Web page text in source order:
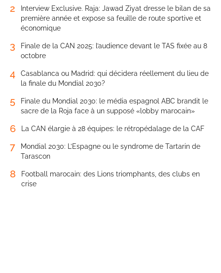
2
Interview Exclusive. Raja: Jawad Ziyat dresse le bilan de sa
première année et expose sa feuille de route sportive et
économique
3
Finale de la CAN 2025: l’audience devant le TAS fixée au 8
octobre
4
Casablanca ou Madrid: qui décidera réellement du lieu de
la finale du Mondial 2030?
5
Finale du Mondial 2030: le média espagnol ABC brandit le
sacre de la Roja face à un supposé «lobby marocain»
6 La CAN élargie à 28 équipes: le rétropédalage de la CAF
7
Mondial 2030: L’Espagne ou le syndrome de Tartarin de
Tarascon
8
Football marocain: des Lions triomphants, des clubs en
crise